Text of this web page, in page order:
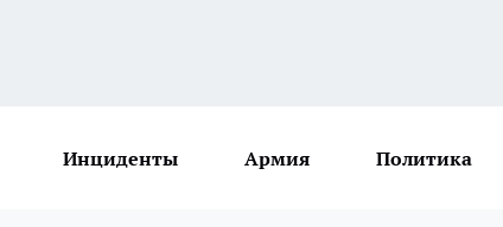
Инциденты Армия Политика